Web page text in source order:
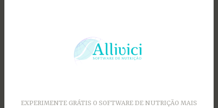
EXPERIMENTE GRÁTIS O SOFTWARE DE NUTRIÇÃO MAIS